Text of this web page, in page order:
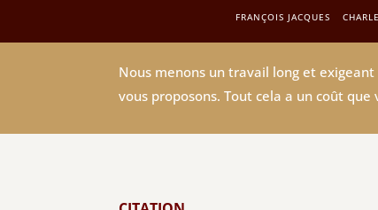
FRANÇOIS JACQUES
Nous menons un travail long et
vous proposons. Tout cela a un coût